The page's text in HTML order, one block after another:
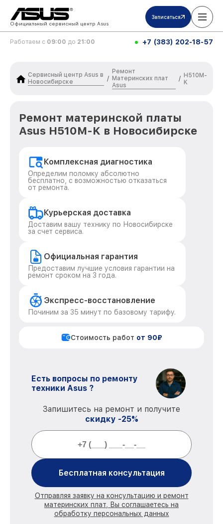
Официальный сервисный центр Asus
Записаться
Работаем с 09:00 до 21:00 +7 (383) 202-18-57
Сервисный центр Asus в
Новосибирске
/
Ремонт
Материнских плат
Asus
/ H510M-
K
Ремонт материнской платы
Asus H510M-K в Новосибирске
Комплексная диагностика
Определим поломку абсолютно
бесплатно, с возможностью отказаться
от ремонта.
Курьерская доставка
Доставим вашу технику по Новосибирске
за счет сервиса.
Официальная гарантия
Предоставим лучшие условия гарантии на
ремонт сроком на 3 года.
Экспресс-восстановление
Починим за 35 минут по базовому тарифу.
Стоимость работ от 90₽
Есть вопросы по ремонту
техники Asus ?
Запишитесь на ремонт и получите
скидку -25%
Бесплатная консультация
Отправляя заявку на консультацию и ремонт
материнских плат, Вы соглашаетесь на
обработку персональных данных